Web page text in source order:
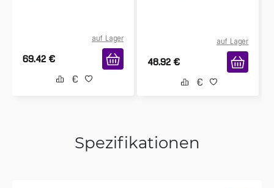
auf Lager
69.42 €
auf Lager
48.92 €
Spezifikationen